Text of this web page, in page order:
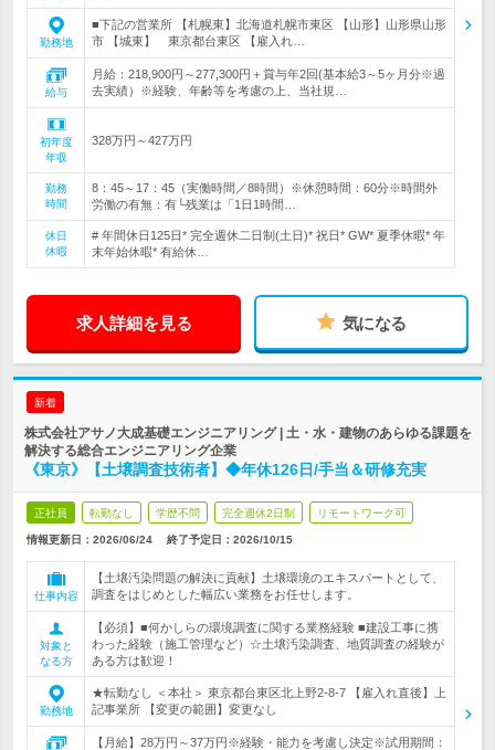
勤務地
■下記の営業所 【札幌東】北海道札幌市東区 【山形】山形県山形
市 【城東】 東京都台東区 【雇入れ…
給与
月給：218,900円～277,300円＋賞与年2回(基本給3～5ヶ月分※過
去実績）※経験、年齢等を考慮の上、当社規…
初年度
年収
328万円～427万円
勤務
時間
8：45～17：45（実働時間／8時間）※休憩時間：60分※時間外
労働の有無：有└残業は「1日1時間…
休日
休暇
# 年間休日125日* 完全週休二日制(土日)* 祝日* GW* 夏季休暇* 年
末年始休暇* 有給休…
求人詳細を見る 気になる
新着
株式会社アサノ大成基礎エンジニアリング | 土・水・建物のあらゆる課題を
解決する総合エンジニアリング企業
《東京》【土壌調査技術者】◆年休126日/手当＆研修充実
正社員 転勤なし 学歴不問 完全週休2日制 リモートワーク可
情報更新日：2026/06/24 終了予定日： 2026/10/15
仕事内容
【土壌汚染問題の解決に貢献】土壌環境のエキスパートとして、
調査をはじめとした幅広い業務をお任せします。
対象と
なる方
【必須】■何かしらの環境調査に関する業務経験 ■建設工事に携
わった経験（施工管理など）☆土壌汚染調査、地質調査の経験が
ある方は歓迎！
勤務地
★転勤なし ＜本社＞ 東京都台東区北上野2-8-7 【雇入れ直後】上
記事業所 【変更の範囲】変更なし
【月給】28万円～37万円※経験・能力を考慮し決定※試用期間：